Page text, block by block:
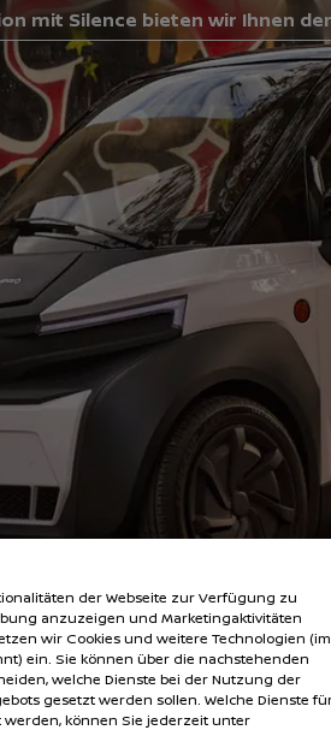
mit Silence bieten wir Ihnen
der Webseite zur Verfügung zu
anzuzeigen und Marketingaktivitäten
wir Cookies und weitere Technologien (im
ein. Sie können über die nachstehenden
welche Dienste bei der Nutzung der
gesetzt werden sollen. Welche Dienste
können Sie jederzeit unter